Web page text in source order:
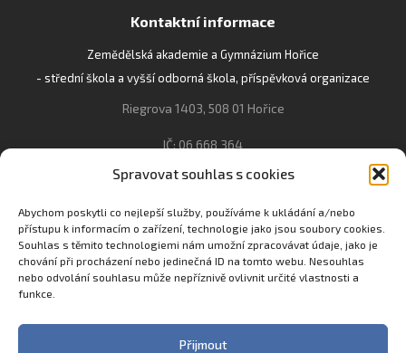
Spravovat souhlas s cookies
Abychom poskytli co nejlepší služby, používáme k ukládání a/nebo
přístupu k informacím o zařízení, technologie jako jsou soubory cookies.
Souhlas s těmito technologiemi nám umožní zpracovávat údaje, jako je
chování při procházení nebo jedinečná ID na tomto webu. Nesouhlas
nebo odvolání souhlasu může nepříznivě ovlivnit určité vlastnosti a
funkce.
Přijmout
Kontaktní informace
Zemědělská akademie a Gymnázium Hořice
- střední škola a vyšší odborná škola, příspěvková organizace
Riegrova 1403, 508 01 Hořice
IČ: 06 668 364
493 623 021, 493 623 022
info@gozhorice.cz
www.zaghorice.cz
Pověřenec pro ochranu osobních údajů:
Innovation One s.r.o. IČO: 04734807 Březenecká 4808 430 04
Filip Šikola +420 775 992 451 filip.sikola@innone.cz